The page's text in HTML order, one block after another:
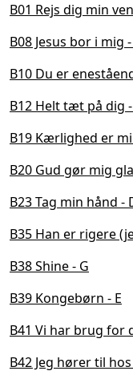
B01 Rejs dig min
B08 Jesus bor i mig
B10 Du er
B12 Helt tæt på dig
B19 Kærlighed er
B20 Gud gør mig
B23 Tag min hånd -
B35 Han er rigere
B38 Shine - G
B39 Kongebørn - E
B41 Vi har brug for
B42 Jeg hører til